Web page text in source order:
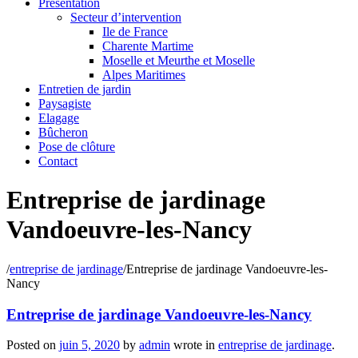
Présentation
Secteur d’intervention
Ile de France
Charente Martime
Moselle et Meurthe et Moselle
Alpes Maritimes
Entretien de jardin
Paysagiste
Elagage
Bûcheron
Pose de clôture
Contact
Entreprise de jardinage
Vandoeuvre-les-Nancy
/entreprise de jardinage/Entreprise de jardinage Vandoeuvre-les-
Nancy
Entreprise de jardinage Vandoeuvre-les-Nancy
Posted on juin 5, 2020 by admin wrote in entreprise de jardinage.